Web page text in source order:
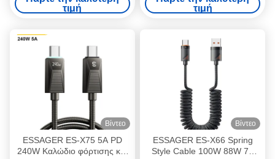
100W
τιμή
Μεταφορά δεδομένων
τιμή
Βίντεο
ESSAGER ES-X75 5A PD
240W Καλώδιο φόρτισης και
Βίντεο
ESSAGER ES-X66 Spring
Style Cable 100W 88W 7A